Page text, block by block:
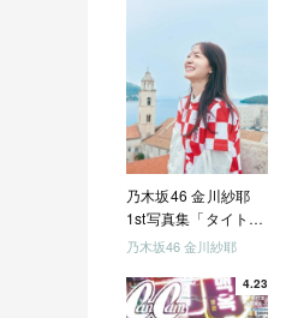
乃木坂46 金川紗耶
1st写真集「タイトル
未定」
乃木坂46 金川紗耶
4.23